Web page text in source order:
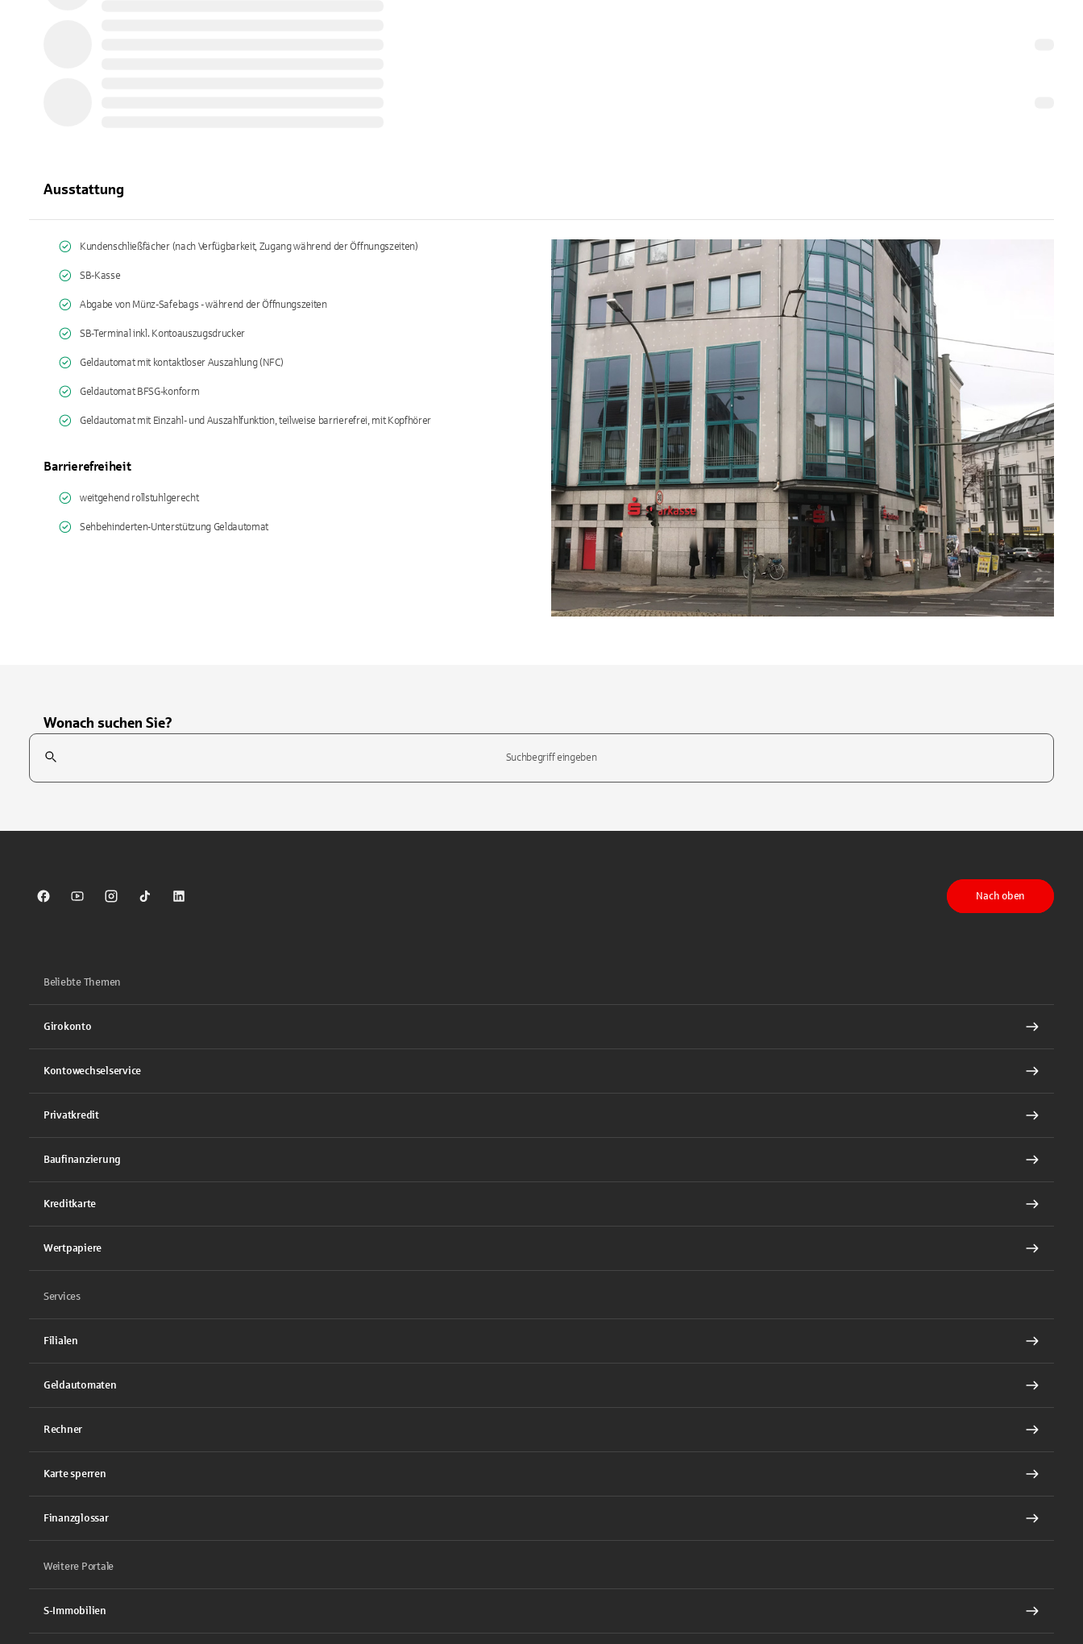
Ausstattung
Kundenschließfächer (nach Verfügbarkeit, Zugang während der Öffnungszeiten)
SB-Kasse
Abgabe von Münz-Safebags - während der Öffnungszeiten
SB-Terminal inkl. Kontoauszugsdrucker
Geldautomat mit kontaktloser Auszahlung (NFC)
Geldautomat BFSG-konform
Geldautomat mit Einzahl- und Auszahlfunktion, teilweise barrierefrei, mit Kopfhörer
Barrierefreiheit
weitgehend rollstuhlgerecht
Sehbehinderten-Unterstützung Geldautomat
Wonach suchen Sie?
Suchfeld
Sparkasse auf Facebook
Sparkasse auf Youtube
Sparkasse auf Instagram
Sparkasse auf TikTok
Sparkasse auf LinkedIn
Nach oben
Beliebte Themen
Girokonto
Kontowechselservice
Privatkredit
Baufinanzierung
Kreditkarte
Wertpapiere
Services
Filialen
Geldautomaten
Rechner
Karte sperren
Finanzglossar
Weitere Portale
S-Immobilien